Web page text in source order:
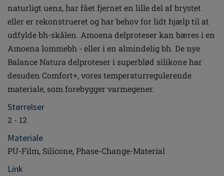
naturligt uens, har fået fjernet en lille del af brystet
eller er rekonstrueret og har behov for lidt hjælp til at
udfylde bh-skålen. Amoena delproteser kan bæres i en
Amoena lommebh - eller i en almindelig bh. De nye
Balance Natura delproteser i superblød silikone har
desuden Comfort+, vores temperaturregulerende
materiale, som forebygger varmegener.
Størrelser
2 - 12
Materiale
PU-Film, Silicone, Phase-Change-Material
Link